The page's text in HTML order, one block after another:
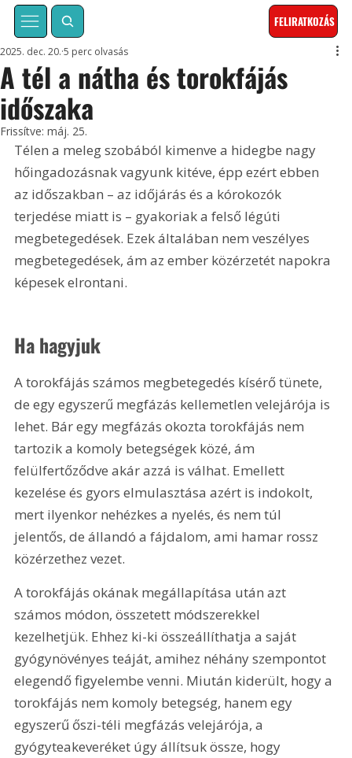
FELIRATKOZÁS
A tél a nátha és torokfájás
időszaka
2025. dec. 20. 5 perc olvasás
Frissítve:máj. 25.
Télen a meleg szobából kimenve a hidegbe nagy
hőingadozásnak vagyunk kitéve, épp ezért ebben
az időszakban – az időjárás és a kórokozók
terjedése miatt is – gyakoriak a felső légúti
megbetegedések. Ezek általában nem veszélyes
megbetegedések, ám az ember közérzetét napokra
képesek elrontani.
Ha hagyjuk
A torokfájás számos megbetegedés kísérő tünete,
de egy egyszerű megfázás kellemetlen velejárója is
lehet. Bár egy megfázás okozta torokfájás nem
tartozik a komoly betegségek közé, ám
felülfertőződve akár azzá is válhat. Emellett
kezelése és gyors elmulasztása azért is indokolt,
mert ilyenkor nehézkes a nyelés, és nem túl
jelentős, de állandó a fájdalom, ami hamar rossz
közérzethez vezet.
A torokfájás okának megállapítása után azt
számos módon, összetett módszerekkel
kezelhetjük. Ehhez ki-ki összeállíthatja a saját
gyógynövényes teáját, amihez néhány szempontot
elegendő figyelembe venni. Miután kiderült, hogy a
torokfájás nem komoly betegség, hanem egy
egyszerű őszi-téli megfázás velejárója, a
gyógyteakeveréket úgy állítsuk össze, hogy